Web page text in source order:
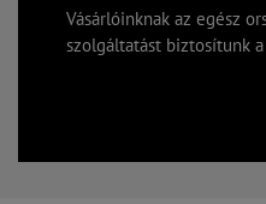
Vásárlóinknak az egész
szolgáltatást biztosítunk